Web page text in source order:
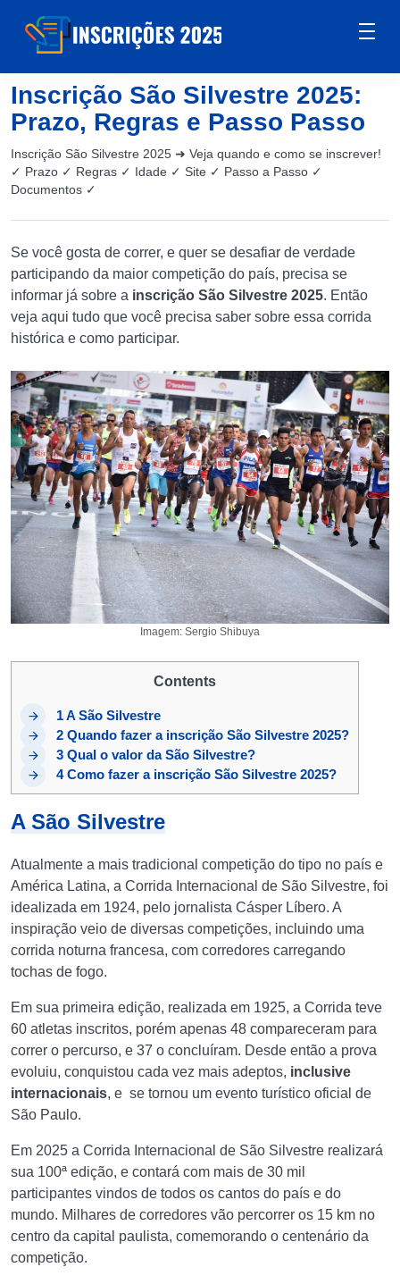
Inscrição São Silvestre 2025:
Prazo, Regras e Passo Passo
Inscrição São Silvestre 2025 ➜ Veja quando e como se inscrever!
✓ Prazo ✓ Regras ✓ Idade ✓ Site ✓ Passo a Passo ✓
Documentos ✓
Se você gosta de correr, e quer se desafiar de verdade
participando da maior competição do país, precisa se
informar já sobre a inscrição São Silvestre 2025. Então
veja aqui tudo que você precisa saber sobre essa corrida
histórica e como participar.
Imagem: Sergio Shibuya
Contents
1A São Silvestre
2 Quando fazer a inscrição São Silvestre 2025?
3 Qual o valor da São Silvestre?
4Como fazer a inscrição São Silvestre 2025?
A São Silvestre
Atualmente a mais tradicional competição do tipo no país e
América Latina, a Corrida Internacional de São Silvestre, foi
idealizada em 1924, pelo jornalista Cásper Líbero. A
inspiração veio de diversas competições, incluindo uma
corrida noturna francesa, com corredores carregando
tochas de fogo.
Em sua primeira edição, realizada em 1925, a Corrida teve
60 atletas inscritos, porém apenas 48 compareceram para
correr o percurso, e 37 o concluíram. Desde então a prova
evoluiu, conquistou cada vez mais adeptos, inclusive
internacionais, e se tornou um evento turístico oficial de
São Paulo.
Em 2025 a Corrida Internacional de São Silvestre realizará
sua 100ª edição, e contará com mais de 30 mil
participantes vindos de todos os cantos do país e do
mundo. Milhares de corredores vão percorrer os 15 km no
centro da capital paulista, comemorando o centenário da
competição.